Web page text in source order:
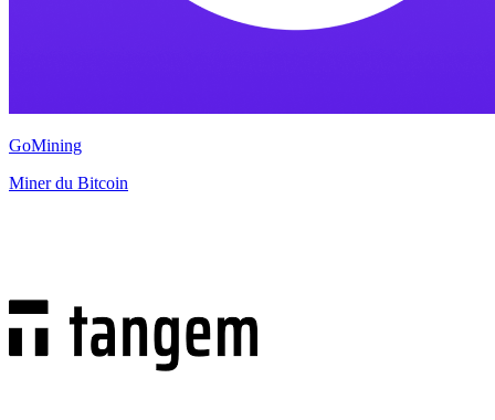
GoMining
Miner du Bitcoin